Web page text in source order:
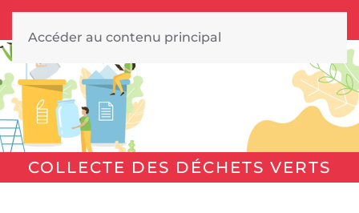
Accéder au contenu principal
COLLECTE DES DÉCHETS VERTS